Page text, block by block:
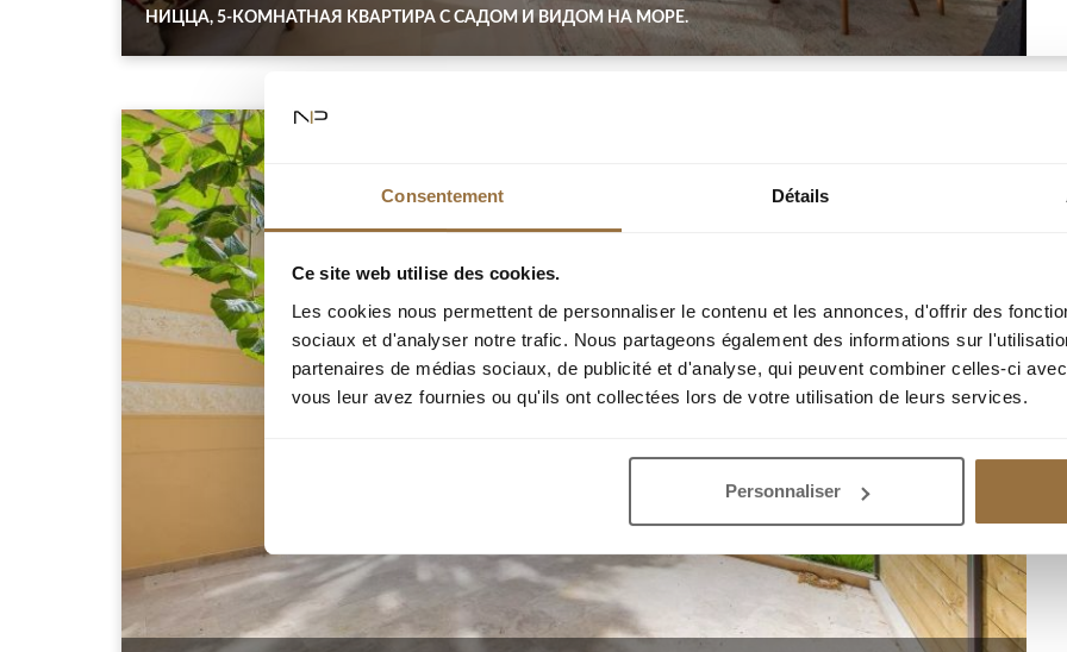
Consentement Détails
Ce site web utilise des cookies.
Les cookies nous permettent de personnaliser le contenu et les annonces, d'offrir des
sociaux et d'analyser notre trafic. Nous partageons également des informations sur
partenaires de médias sociaux, de publicité et d'analyse, qui peuvent combiner celles-ci
vous leur avez fournies ou qu'ils ont collectées lors de votre utilisation de leurs services.
Personnaliser
НИЦЦА, 5-КОМНАТНАЯ КВАРТИРА С САДОМ И ВИДОМ НА МОРЕ.